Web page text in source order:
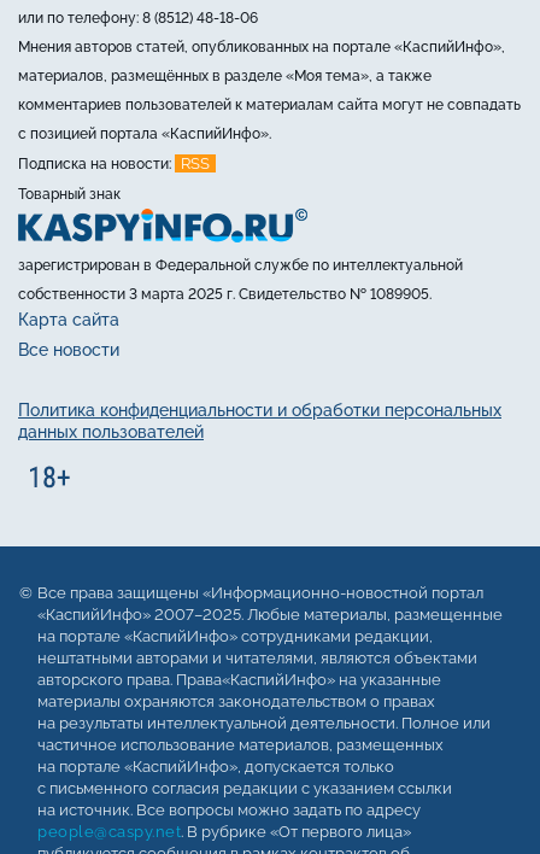
или по телефону: 8 (8512) 48-18-06
Мнения авторов статей, опубликованных на портале «КаспийИнфо»,
материалов, размещённых в разделе «Моя тема», а также
комментариев пользователей к материалам сайта могут не совпадать
с позицией портала «КаспийИнфо».
Подписка на новости:
RSS
Товарный знак
зарегистрирован в Федеральной службе по интеллектуальной
собственности 3 марта 2025 г. Свидетельство № 1089905.
Карта сайта
Все новости
Политика конфиденциальности и обработки персональных
данных пользователей
Все права защищены «Информационно-новостной портал
«КаспийИнфо» 2007–2025. Любые материалы, размещенные
на портале «КаспийИнфо» сотрудниками редакции,
нештатными авторами и читателями, являются объектами
авторского права. Права«КаспийИнфо» на указанные
материалы охраняются законодательством о правах
на результаты интеллектуальной деятельности. Полное или
частичное использование материалов, размещенных
на портале «КаспийИнфо», допускается только
с письменного согласия редакции с указанием ссылки
на источник. Все вопросы можно задать по адресу
people@caspy.net. В рубрике «От первого лица»